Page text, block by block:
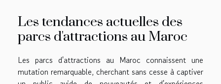
Les tendances actuelles des
parcs d'attractions au Maroc
Les parcs d'attractions au Maroc connaissent une
mutation remarquable, cherchant sans cesse à captiver